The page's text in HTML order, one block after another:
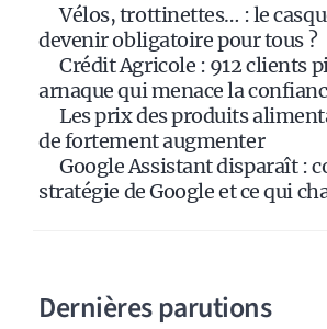
Vélos, trottinettes… : le
devenir obligatoire pour tous ?
Crédit Agricole : 912 clients
arnaque qui menace la
Les prix des produits
de fortement augmenter
Google Assistant disparaît :
stratégie de Google et ce qui
Dernières parutions